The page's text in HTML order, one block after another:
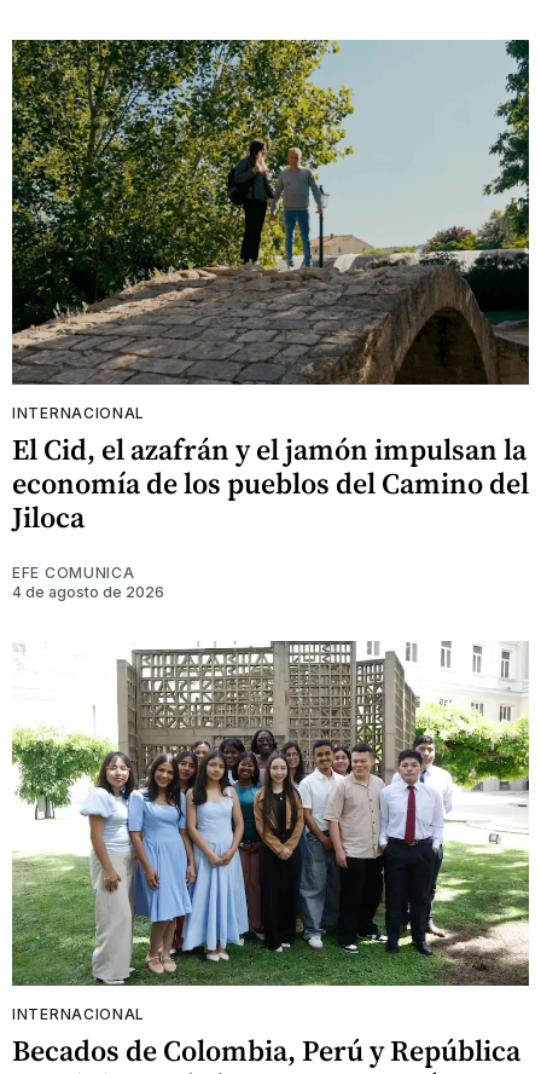
INTERNACIONAL
El Cid, el azafrán y el jamón impulsan la
economía de los pueblos del Camino del
Jiloca
EFE COMUNICA
4 de agosto de 2026
INTERNACIONAL
Becados de Colombia, Perú y República